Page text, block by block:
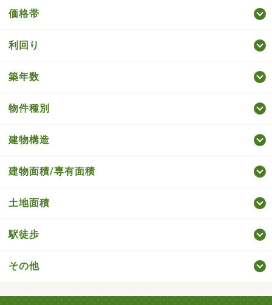
価格帯
利回り
築年数
物件種別
建物構造
建物面積/専有面積
土地面積
駅徒歩
その他